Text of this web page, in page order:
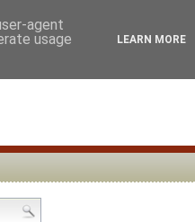
AUTORES NOVELES
agent
usage
LEARN MORE